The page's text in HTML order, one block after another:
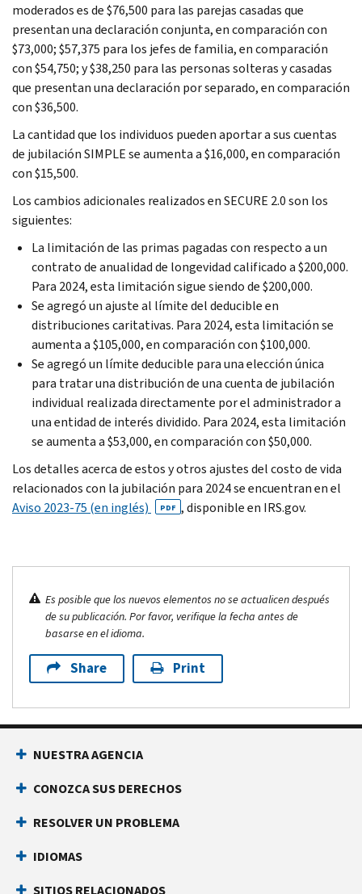
moderados es de $76,500 para las parejas casadas que
presentan una declaración conjunta, en comparación con
$73,000; $57,375 para los jefes de familia, en comparación
con $54,750; y $38,250 para las personas solteras y casadas
que presentan una declaración por separado, en comparación
con $36,500.
La cantidad que los individuos pueden aportar a sus cuentas
de jubilación SIMPLE se aumenta a $16,000, en comparación
con $15,500.
Los cambios adicionales realizados en SECURE 2.0 son los
siguientes:
La limitación de las primas pagadas con respecto a un
contrato de anualidad de longevidad calificado a $200,000.
Para 2024, esta limitación sigue siendo de $200,000.
Se agregó un ajuste al límite del deducible en
distribuciones caritativas. Para 2024, esta limitación se
aumenta a $105,000, en comparación con $100,000.
Se agregó un límite deducible para una elección única
para tratar una distribución de una cuenta de jubilación
individual realizada directamente por el administrador a
una entidad de interés dividido. Para 2024, esta limitación
se aumenta a $53,000, en comparación con $50,000.
Los detalles acerca de estos y otros ajustes del costo de vida
relacionados con la jubilación para 2024 se encuentran en el
Aviso 2023-75 (en inglés)
PDF , disponible en IRS.gov.
Es posible que los nuevos elementos no se actualicen después
de su publicación. Por favor, verifique la fecha antes de
basarse en el idioma.
Share Print
NUESTRA AGENCIA
CONOZCA SUS DERECHOS
RESOLVER UN PROBLEMA
IDIOMAS
SITIOS RELACIONADOS